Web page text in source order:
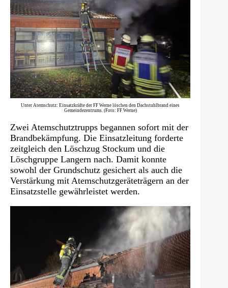
Unter Atemschutz: Einsatzkräfte der FF Werne löschen den Dachstuhlbrand eines
Gemeindezentrums. (Foto: FF Werne)
Zwei Atemschutztrupps begannen sofort mit der
Brandbekämpfung. Die Einsatzleitung forderte
zeitgleich den Löschzug Stockum und die
Löschgruppe Langern nach. Damit konnte
sowohl der Grundschutz gesichert als auch die
Verstärkung mit Atemschutzgeräteträgern an der
Einsatzstelle gewährleistet werden.